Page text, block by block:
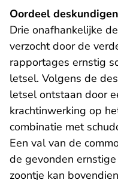
Oordeel deskundigen
Drie onafhankelijke
verzocht door de
rapportages ernstig
letsel. Volgens de
letsel ontstaan door
krachtinwerking op
combinatie met
Een val van de
de gevonden
zoontje kan